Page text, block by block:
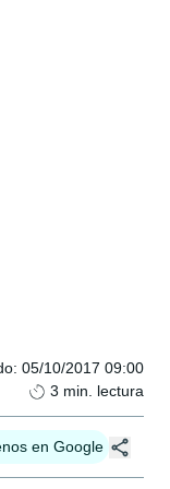
: 05/10/2017 09:00
3 min. lectura
en Google